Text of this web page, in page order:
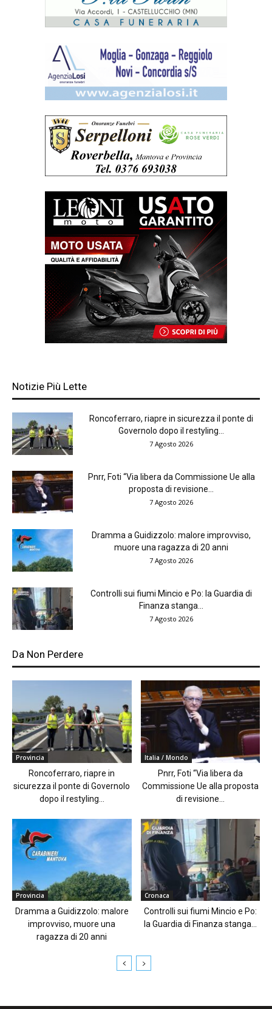
Notizie Più Lette
Roncoferraro, riapre in sicurezza il ponte di
Governolo dopo il restyling...
7 Agosto 2026
Pnrr, Foti “Via libera da Commissione Ue alla
proposta di revisione...
7 Agosto 2026
Dramma a Guidizzolo: malore improvviso,
muore una ragazza di 20 anni
7 Agosto 2026
Controlli sui fiumi Mincio e Po: la Guardia di
Finanza stanga...
7 Agosto 2026
Da Non Perdere
Provincia
Roncoferraro, riapre in
sicurezza il ponte di Governolo
dopo il restyling...
Italia / Mondo
Pnrr, Foti “Via libera da
Commissione Ue alla proposta
di revisione...
Provincia
Dramma a Guidizzolo: malore
improvviso, muore una
ragazza di 20 anni
Cronaca
Controlli sui fiumi Mincio e Po:
la Guardia di Finanza stanga...